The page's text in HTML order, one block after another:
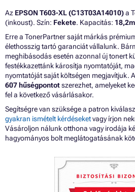
Az EPSON T603-XL (C13T03A14010)a
(inkoust). Szín: Fekete. Kapacitás:
Erre a TonerPartner saját márkás
élethosszig tartó garanciát vállalunk.
meghibásodás esetén azonnal új tonert
festékkazettánk károsítja nyomtatóját,
nyomtatóját saját költségen megjavítjuk.
607 hűségpontotszerezhet, amelyeket
fel a következő vásárlásakor.
Segítségre van szüksége a patron
gyakran ismételt kérdéseketvagy írjon
Vásároljon nálunk otthona vagy irodája
hagyományos bolt meglátogatásának